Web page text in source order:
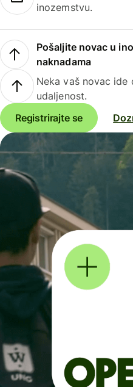
inozemstvu.
Pošaljite novac u
naknadama
Neka vaš novac ide
udaljenost.
Registrirajte se